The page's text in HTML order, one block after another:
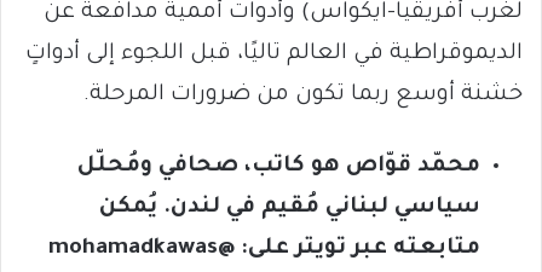
لغرب أفريقيا-ايكواس) وأدوات أممية مدافعة عن
الديموقراطية في العالم تاليًا، قبل اللجوء إلى أدواتٍ
خشنة أوسع ربما تكون من ضرورات المرحلة.
محمّد قوّاص هو كاتب، صحافي ومُحلّل
سياسي لبناني مُقيم في لندن. يُمكن
متابعته عبر تويتر على: @mohamadkawas